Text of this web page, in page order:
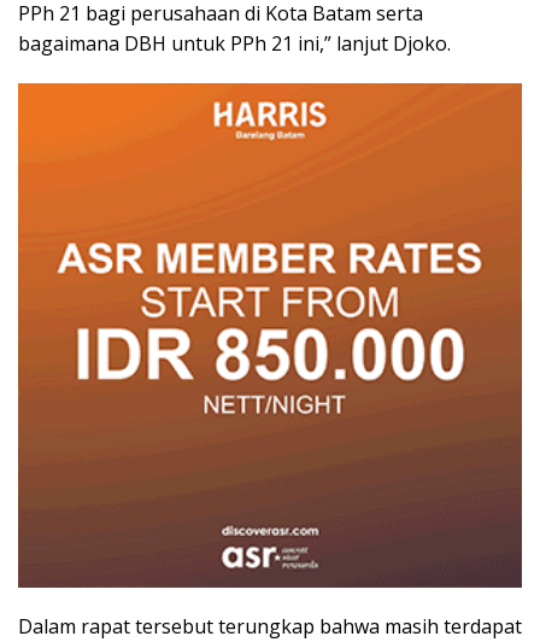
PPh 21 bagi perusahaan di Kota Batam serta
bagaimana DBH untuk PPh 21 ini,” lanjut Djoko.
Dalam rapat tersebut terungkap bahwa masih terdapat